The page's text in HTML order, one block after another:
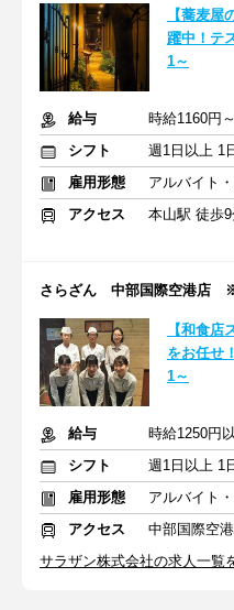
【蕎麦
躍中！テ
1～
給与
シフト
雇用形態
アルバイト
アクセス
本山駅 徒歩
さらざん 中部国際空港店
【和食
をお任せ
1～
給与
シフト
雇用形態
アルバイト
アクセス
中部国際空
サラザン株式会社の求人一覧